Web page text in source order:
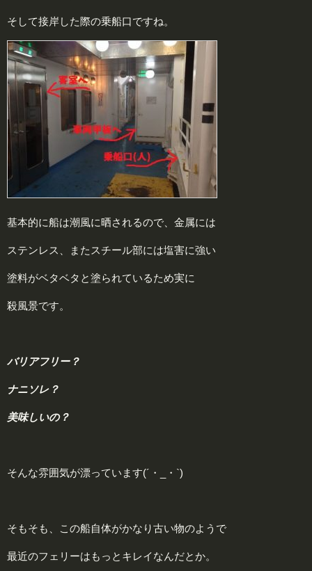
そして接岸した際の乗船口ですね。
基本的に船は潮風に晒されるので、金属には
ステンレス、またスチール部には塩害に強い
塗料がベタベタと塗られているため実に
殺風景です。
バリアフリー？
ナニソレ？
美味しいの？
そんな雰囲気が漂っています(´・_・`)
そもそも、この船自体がかなり古い物のようで
最近のフェリーはもっとキレイなんだとか。